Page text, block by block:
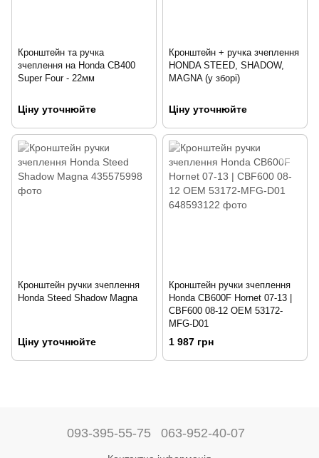
Кронштейн та ручка
зчеплення на Honda CB400
Super Four - 22мм
Ціну уточнюйте
Кронштейн + ручка зчеплення
HONDA STEED, SHADOW,
MAGNA (у зборі)
Ціну уточнюйте
Кронштейн ручки зчеплення
Honda Steed Shadow Magna
Ціну уточнюйте
Кронштейн ручки зчеплення
Honda CB600F Hornet 07-13 |
CBF600 08-12 OEM 53172-
MFG-D01
1 987 грн
093-395-55-75 063-952-40-07